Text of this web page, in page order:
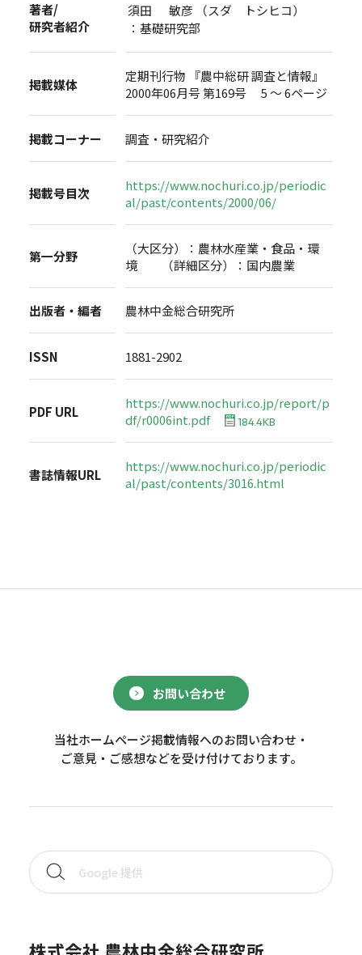
著者/
研究者紹介
須田 敏彦 （スダ トシヒコ）
：基礎研究部
掲載媒体
定期刊行物 『農中総研 調査と情報』
2000年06月号 第169号 5 ～ 6ページ
掲載コーナー 調査・研究紹介
掲載号目次
https://www.nochuri.co.jp/periodic
al/past/contents/2000/06/
第一分野
（大区分）：農林水産業・食品・環
境 （詳細区分）：国内農業
出版者・編者 農林中金総合研究所
ISSN 1881-2902
PDF URL
https://www.nochuri.co.jp/report/p
df/r0006int.pdf
184.4KB
書誌情報URL
https://www.nochuri.co.jp/periodic
al/past/contents/3016.html
お問い合わせ
当社ホームページ掲載情報へのお問い合わせ・
ご意見・ご感想などを受け付けております。